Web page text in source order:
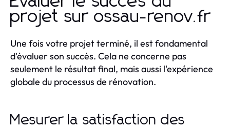
projet sur ossau-renov.fr
Une fois votre projet terminé, il est fondamental
d'évaluer son succès. Cela ne concerne pas
seulement le résultat final, mais aussi l'expérience
globale du processus de rénovation.
Mesurer la satisfaction des